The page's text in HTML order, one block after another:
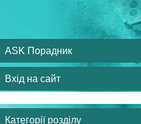
ASK Порадник
Вхід на сайт
Категорії розділу